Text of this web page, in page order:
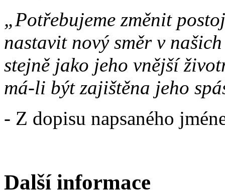
„Potřebujeme změnit
nastavit nový směr v
stejně jako jeho vnější
má-li být zajištěna jeho
- Z dopisu napsaného
Další informace